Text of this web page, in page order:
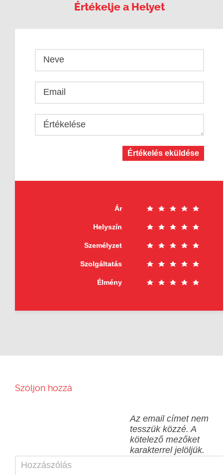
Értékelje a Helyet
Neve
Email
Értékelése
Értékelés eküldése
Ár
Helyszín
Személyzet
Szolgáltatás
Élmény
Szóljon hozzá
Az email címet nem
tesszük közzé. A
kötelező mezőket
karakterrel jelöljük.
Hozzászólás